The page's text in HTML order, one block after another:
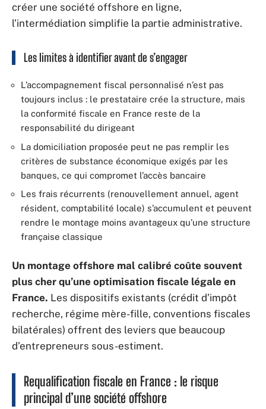
créer une société offshore en ligne,
l’intermédiation simplifie la partie administrative.
Les limites à identifier avant de s’engager
L’accompagnement fiscal personnalisé n’est pas
toujours inclus : le prestataire crée la structure, mais
la conformité fiscale en France reste de la
responsabilité du dirigeant
La domiciliation proposée peut ne pas remplir les
critères de substance économique exigés par les
banques, ce qui compromet l’accès bancaire
Les frais récurrents (renouvellement annuel, agent
résident, comptabilité locale) s’accumulent et peuvent
rendre le montage moins avantageux qu’une structure
française classique
Un montage offshore mal calibré coûte souvent
plus cher qu’une optimisation fiscale légale en
France. Les dispositifs existants (crédit d’impôt
recherche, régime mère-fille, conventions fiscales
bilatérales) offrent des leviers que beaucoup
d’entrepreneurs sous-estiment.
Requalification fiscale en France : le risque
principal d’une société offshore